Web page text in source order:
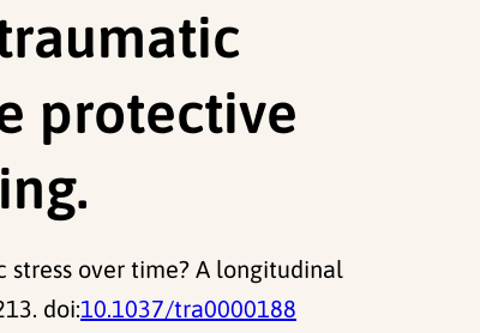
protective
stress over time? A longitudinal
doi:10.1037/tra0000188